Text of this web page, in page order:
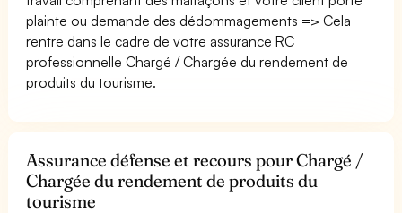
plainte ou demande des dédommagements => Cela
rentre dans le cadre de votre assurance RC
professionnelle Chargé / Chargée du rendement de
produits du tourisme.
Assurance défense et recours pour Chargé /
Chargée du rendement de produits du
tourisme